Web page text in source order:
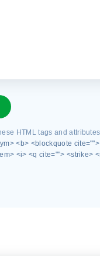
HTML tags and
<b> <blockquote
<i> <q cite=""> <strike>